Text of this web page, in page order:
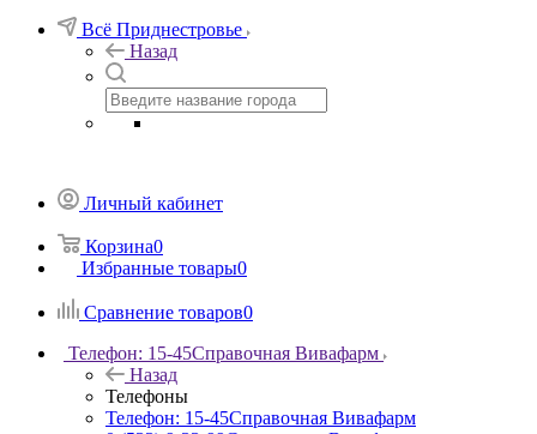
Всё Приднестровье
Назад
Личный кабинет
Корзина0
Избранные товары0
Сравнение товаров0
Телефон: 15-45Справочная Вивафарм
Назад
Телефоны
Телефон: 15-45Справочная Вивафарм